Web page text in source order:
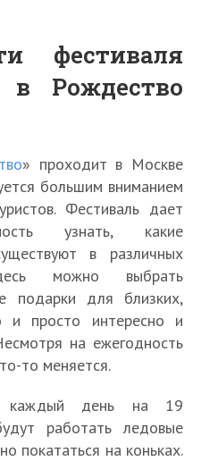
фестиваля
в Рождество
» проходит в Москве
большим вниманием
Фестиваль дает
узнать, какие
в различных
можно выбрать
подарки для близких,
и просто интересно и
на ежегодность
то меняется.
каждый день на 19
работать ледовые
покататься на коньках.